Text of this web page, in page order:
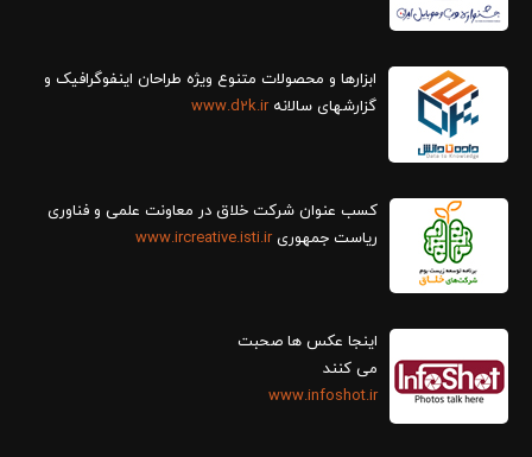
ابزارها و محصولات متنوع ویژه طراحان اینفوگرافیک و
گزارش‎های سالانه
www.d2k.ir
کسب عنوان شرکت خلاق در معاونت علمی و فناوری
ریاست جمهوریwww.ircreative.isti.ir
اینجا عکس ها صحبت
می کنند
www.infoshot.ir